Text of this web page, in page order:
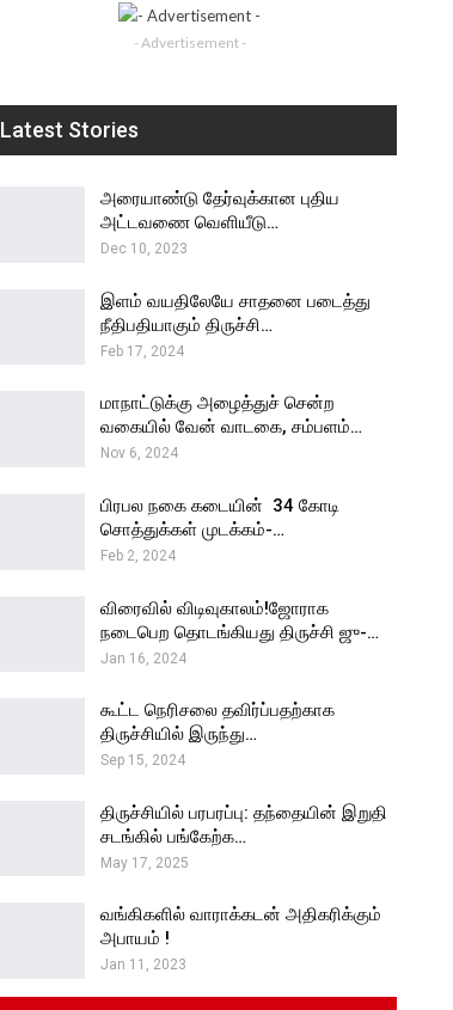
- Advertisement -
Latest Stories
அரையாண்டு தேர்வுக்கான புதிய
அட்டவணை வெளியீடு…
Dec 10, 2023
இளம் வயதிலேயே சாதனை படைத்து
நீதிபதியாகும் திருச்சி…
Feb 17, 2024
மாநாட்டுக்கு அழைத்துச் சென்ற
வகையில் வேன் வாடகை, சம்பளம்…
Nov 6, 2024
பிரபல நகை கடையின் ₹ 34 கோடி
சொத்துக்கள் முடக்கம்-…
Feb 2, 2024
விரைவில் விடிவுகாலம்!ஜோராக
நடைபெற தொடங்கியது திருச்சி ஜு-…
Jan 16, 2024
கூட்ட நெரிசலை தவிர்ப்பதற்காக
திருச்சியில் இருந்து…
Sep 15, 2024
திருச்சியில் பரபரப்பு: தந்தையின் இறுதி
சடங்கில் பங்கேற்க…
May 17, 2025
வங்கிகளில் வாராக்கடன் அதிகரிக்கும்
அபாயம் !
Jan 11, 2023